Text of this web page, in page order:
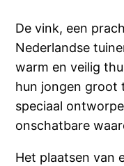
De vink, een
Nederlandse
warm en veilig
hun jongen groot
speciaal
onschatbare
Het plaatsen van